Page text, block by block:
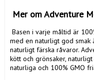
Mer om Adventure
med en naturligt god
naturligt färska råvaror.
kött och grönsaker,
naturliga och 100% GMO